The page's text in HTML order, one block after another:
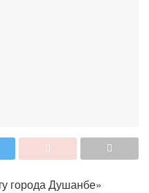
города Душанбе»